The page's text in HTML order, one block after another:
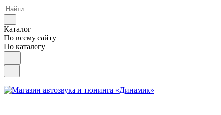
Каталог
По всему сайту
По каталогу